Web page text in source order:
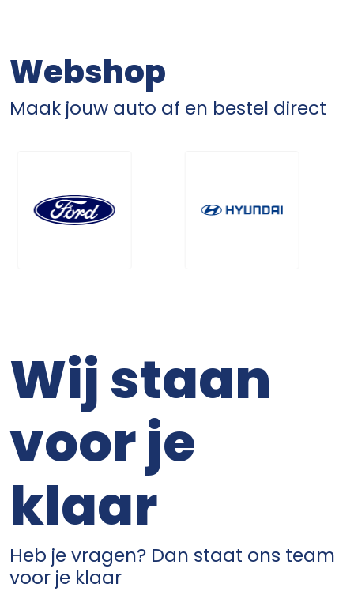
Webshop
Maak jouw auto af en bestel direct
Wij staan
voor je
klaar
Heb je vragen? Dan staat ons team
voor je klaar